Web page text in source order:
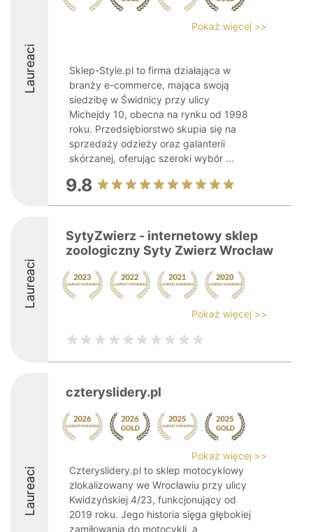
Laureaci
Pokaż więcej >>
Sklep-Style.pl to firma działająca w
branży e-commerce, mająca swoją
siedzibę w Świdnicy przy ulicy
Michejdy 10, obecna na rynku od 1998
roku. Przedsiębiorstwo skupia się na
sprzedaży odzieży oraz galanterii
skórzanej, oferując szeroki wybór ...
9.8
Laureaci
SytyZwierz - internetowy sklep
zoologiczny Syty Zwierz Wrocław
Pokaż więcej >>
Laureaci
czteryslidery.pl
Pokaż więcej >>
Czteryslidery.pl to sklep motocyklowy
zlokalizowany we Wrocławiu przy ulicy
Kwidzyńskiej 4/23, funkcjonujący od
2019 roku. Jego historia sięga głębokiej
zamiłowania do motocykli, a